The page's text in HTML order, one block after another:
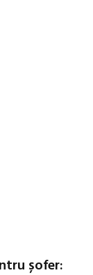
șofer: